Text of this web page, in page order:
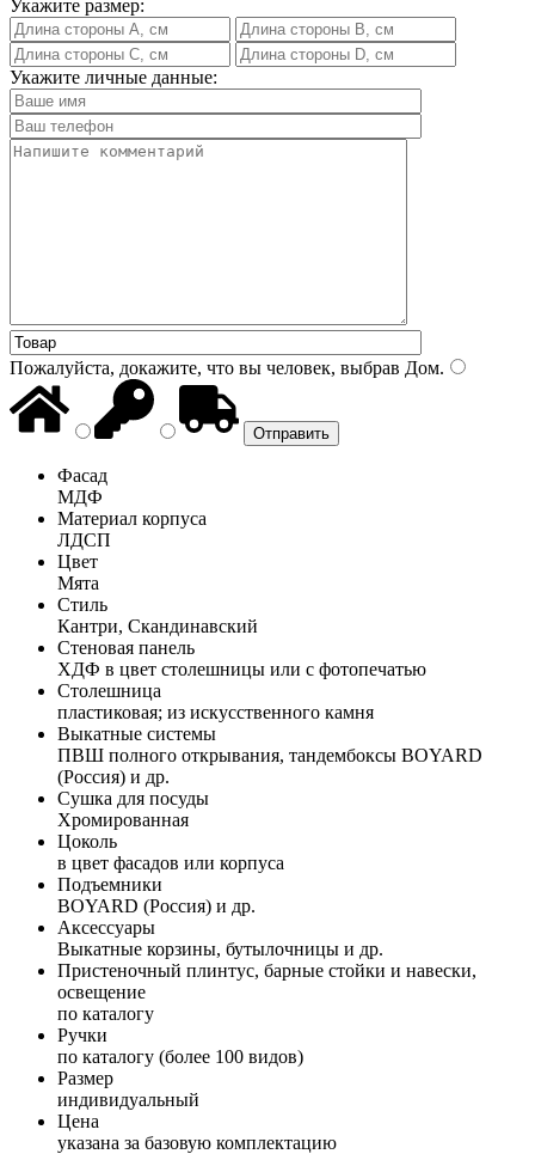
Укажите размер:
Укажите личные данные:
Пожалуйста, докажите, что вы человек, выбрав Дом.
Фасад
МДФ
Материал корпуса
ЛДСП
Цвет
Мята
Стиль
Кантри, Скандинавский
Стеновая панель
ХДФ в цвет столешницы или с фотопечатью
Столешница
пластиковая; из искусственного камня
Выкатные системы
ПВШ полного открывания, тандембоксы BOYARD
(Россия) и др.
Сушка для посуды
Хромированная
Цоколь
в цвет фасадов или корпуса
Подъемники
BOYARD (Россия) и др.
Аксессуары
Выкатные корзины, бутылочницы и др.
Пристеночный плинтус, барные стойки и навески,
освещение
по каталогу
Ручки
по каталогу (более 100 видов)
Размер
индивидуальный
Цена
указана за базовую комплектацию